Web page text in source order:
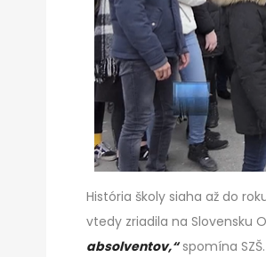
História školy siaha až do
vtedy zriadila na Slovensku
absolventov,“spomína